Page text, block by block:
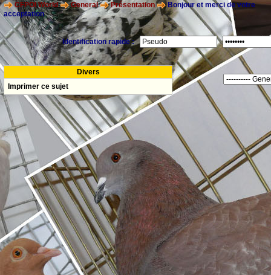
CFPOI World General Présentation
Bonjour et merci de votre
acceptation
Identification rapide :
Divers
Imprimer ce sujet